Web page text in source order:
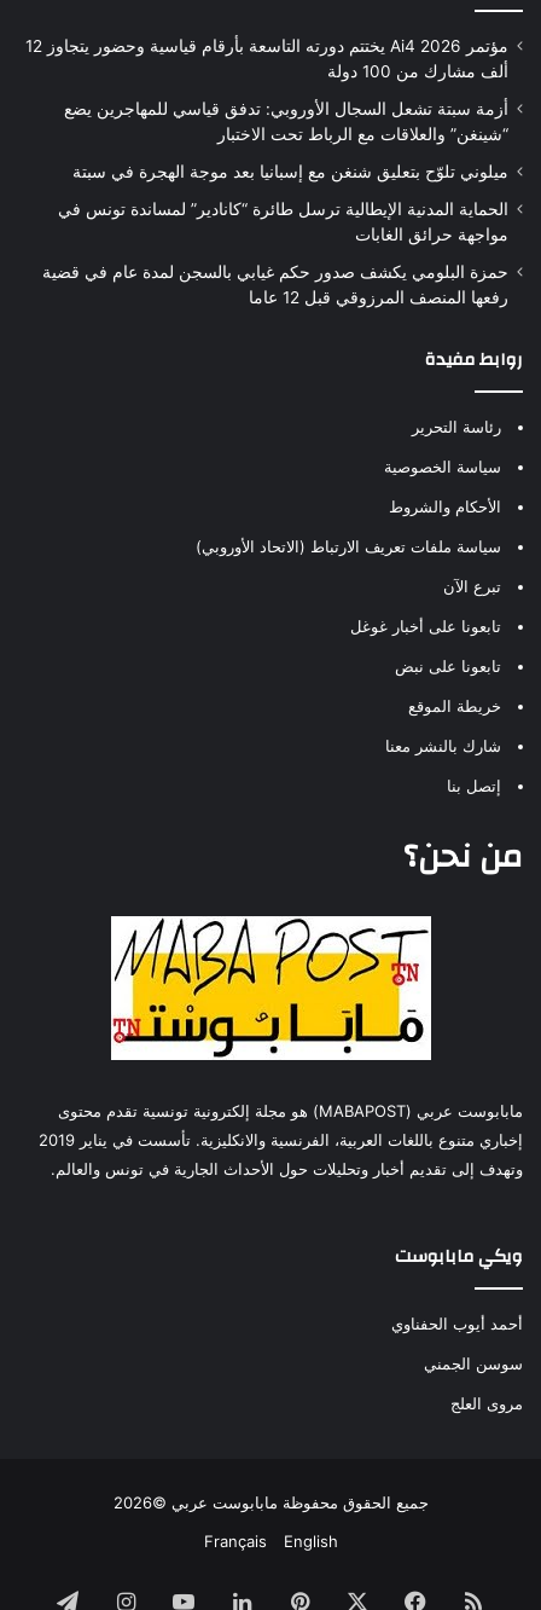
مؤتمر Ai4 2026 يختتم دورته التاسعة بأرقام قياسية وحضور يتجاوز 12
ألف مشارك من 100 دولة
أزمة سبتة تشعل السجال الأوروبي: تدفق قياسي للمهاجرين يضع
“شينغن” والعلاقات مع الرباط تحت الاختبار
ميلوني تلوّح بتعليق شنغن مع إسبانيا بعد موجة الهجرة في سبتة
الحماية المدنية الإيطالية ترسل طائرة “كانادير” لمساندة تونس في
مواجهة حرائق الغابات
حمزة البلومي يكشف صدور حكم غيابي بالسجن لمدة عام في قضية
رفعها المنصف المرزوقي قبل 12 عاما
روابط مفيدة
رئاسة التحرير
سياسة الخصوصية
الأحكام والشروط
سياسة ملفات تعريف الارتباط (الاتحاد الأوروبي)
تبرع الآن
تابعونا على أخبار غوغل
تابعونا على نبض
خريطة الموقع
شارك بالنشر معنا
إتصل بنا
من نحن؟
مابابوست عربي (MABAPOST) هو مجلة إلكترونية تونسية تقدم محتوى
إخباري متنوع باللغات العربية، الفرنسية والانكليزية. تأسست في يناير 2019
وتهدف إلى تقديم أخبار وتحليلات حول الأحداث الجارية في تونس والعالم.
ويكي مابابوست
أحمد أيوب الحفناوي
سوسن الجمني
مروى العلج
جميع الحقوق محفوظة مابابوست عربي ©2026
English
Français
ملخصفيسبوك بينتيريستلينكدإن‫YouTubeانستقرام